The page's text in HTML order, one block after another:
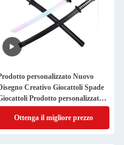
personalizzato Nuovo
Creativo Giocattoli Spade
Prodotto personalizzato
di Giocattoli
Ottenga il migliore prezzo